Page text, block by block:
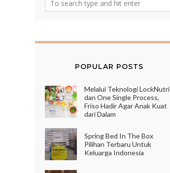
POPULAR POSTS
Melalui Teknologi LockNutri
dan One Single Process,
Friso Hadir Agar Anak Kuat
dari Dalam
Spring Bed In The Box
Pilihan Terbaru Untuk
Keluarga Indonesia